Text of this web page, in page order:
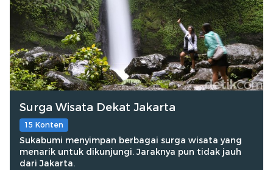
Surga Wisata Dekat Jakarta
15 Konten
Sukabumi menyimpan berbagai surga wisata yang
menarik untuk dikunjungi. Jaraknya pun tidak jauh
dari Jakarta.